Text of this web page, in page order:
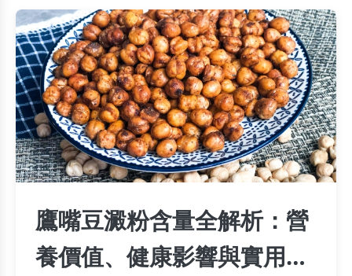
鷹嘴豆澱粉含量全解析：營
養價值、健康影響與實用指